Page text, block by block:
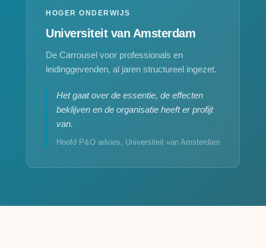
HOGER ONDERWIJS
Universiteit van Amsterdam
De Carrousel voor professionals en
leidinggevenden, al jaren structureel ingezet.
Het gaat over de essentie, de effecten
beklijven en de organisatie heeft er profijt
van.
Hoofd P&O advies, Universiteit van Amsterdam